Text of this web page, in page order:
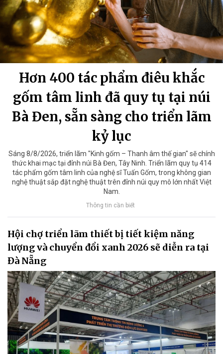
Hơn 400 tác phẩm điêu khắc
gốm tâm linh đã quy tụ tại núi
Bà Đen, sẵn sàng cho triển lãm
kỷ lục
Sáng 8/8/2026, triển lãm "Kinh gốm – Thanh âm thế gian" sẽ chính
thức khai mạc tại đỉnh núi Bà Đen, Tây Ninh. Triển lãm quy tụ 414
tác phẩm gốm tâm linh của nghệ sĩ Tuấn Gốm, trong không gian
nghệ thuật sắp đặt nghệ thuật trên đỉnh núi quy mô lớn nhất Việt
Nam.
Thông tin cần biết
Hội chợ triển lãm thiết bị tiết kiệm năng
lượng và chuyển đổi xanh 2026 sẽ diễn ra tại
Đà Nẵng